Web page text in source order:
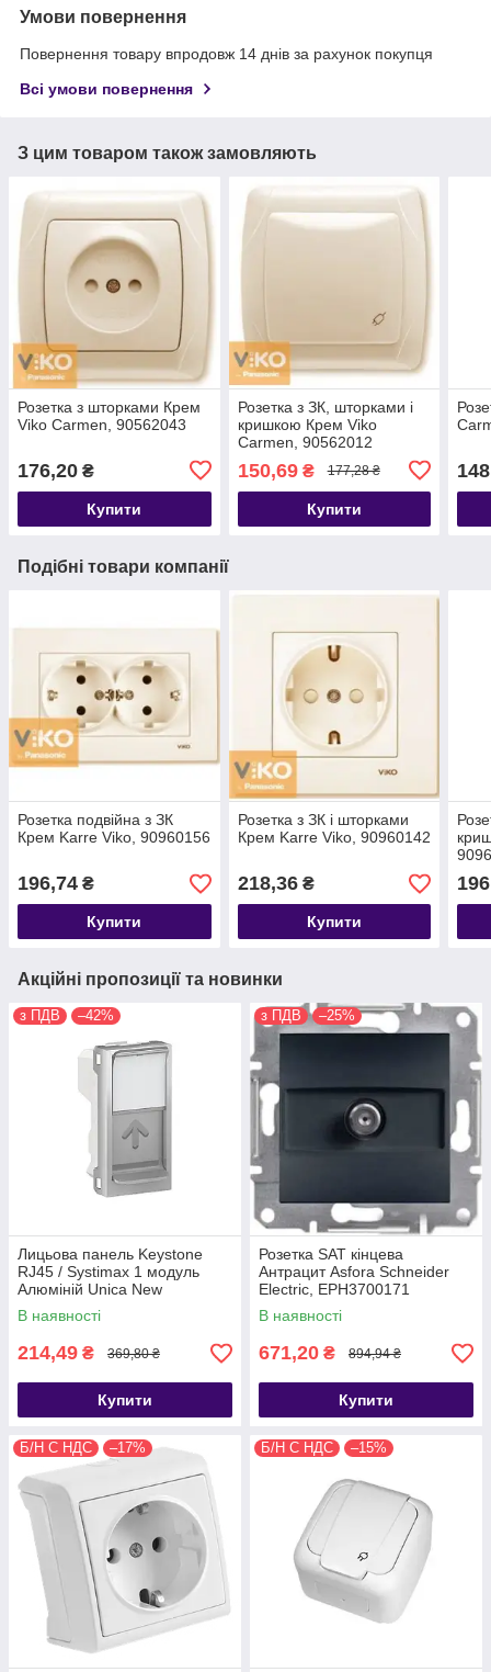
Умови повернення
Повернення товару впродовж 14 днів за рахунок покупця
Всі умови повернення
З цим товаром також замовляють
Розетка з шторками Крем
Viko Carmen, 90562043
176,20 ₴
Купити
Розетка з ЗК, шторками і
кришкою Крем Viko
Carmen, 90562012
150,69₴ 177,28 ₴
Купити
Подібні товари компанії
Розетка подвійна з ЗК
Крем Karre Viko, 90960156
196,74 ₴
Купити
Розетка з ЗК і шторками
Крем Karre Viko, 90960142
218,36₴
Купити
Акційні пропозиції та новинки
з ПДВ –42%
Лицьова панель Keystone
RJ45 / Systimax 1 модуль
Алюміній Unica New
Schneider Electric NU946030
В наявності
214,49 ₴ 369,80 ₴
Купити
з ПДВ –25%
Розетка SAT кінцева
Антрацит Asfora Schneider
Electric, EPH3700171
В наявності
671,20 ₴ 894,94 ₴
Купити
Б/Н С НДС –17% Б/Н С НДС –15%